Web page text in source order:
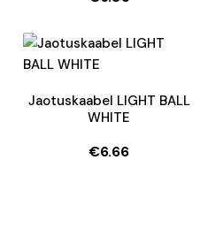
Jaotuskaabel LIGHT BALL
WHITE
€6.66